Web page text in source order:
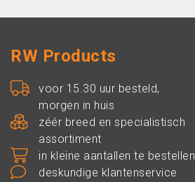
RW Products
voor 15.30 uur besteld,
morgen in huis
zéér breed en specialistisch
assortiment
in kleine aantallen te bestellen
deskundige klantenservice